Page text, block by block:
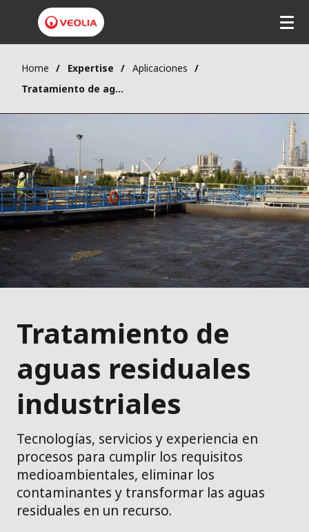
Home Expertise
Aplicaciones
Tratamiento de aguas residuales industriales
Tratamiento de
aguas residuales
industriales
Tecnologías, servicios y experiencia en
procesos para cumplir los requisitos
medioambientales, eliminar los
contaminantes y transformar las aguas
residuales en un recurso.